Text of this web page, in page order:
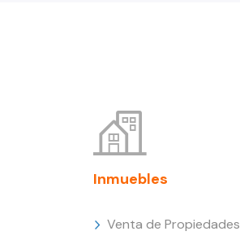
Inmuebles
Venta de Propiedades